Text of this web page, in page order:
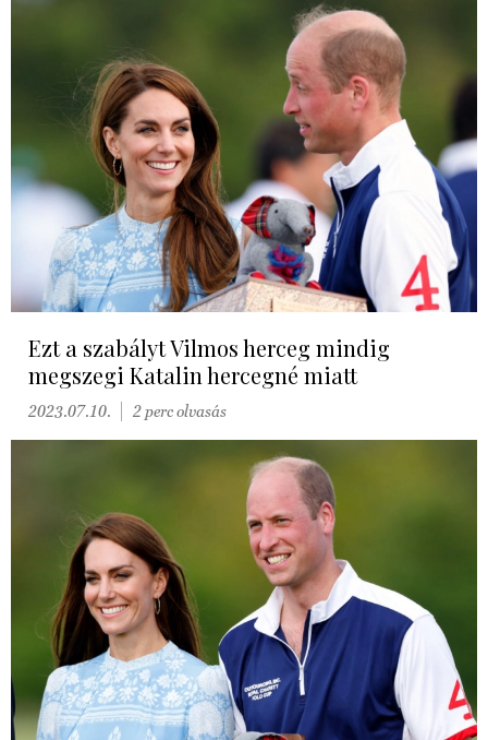
Ezt a szabályt Vilmos herceg mindig
megszegi Katalin hercegné miatt
2023.07.10. 2 perc olvasás